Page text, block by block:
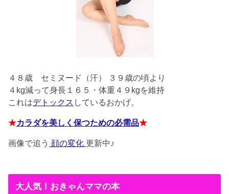
４８歳 セミヌード（汗） ３９歳の頃より
４kg減って身長１６５・体重４９kgを維持
これはデトックス しているおかげ。
★カラダを美しく保つための必需品★
画像で追う 顔の変化 更新中♪
大人気！おきゃんママの本